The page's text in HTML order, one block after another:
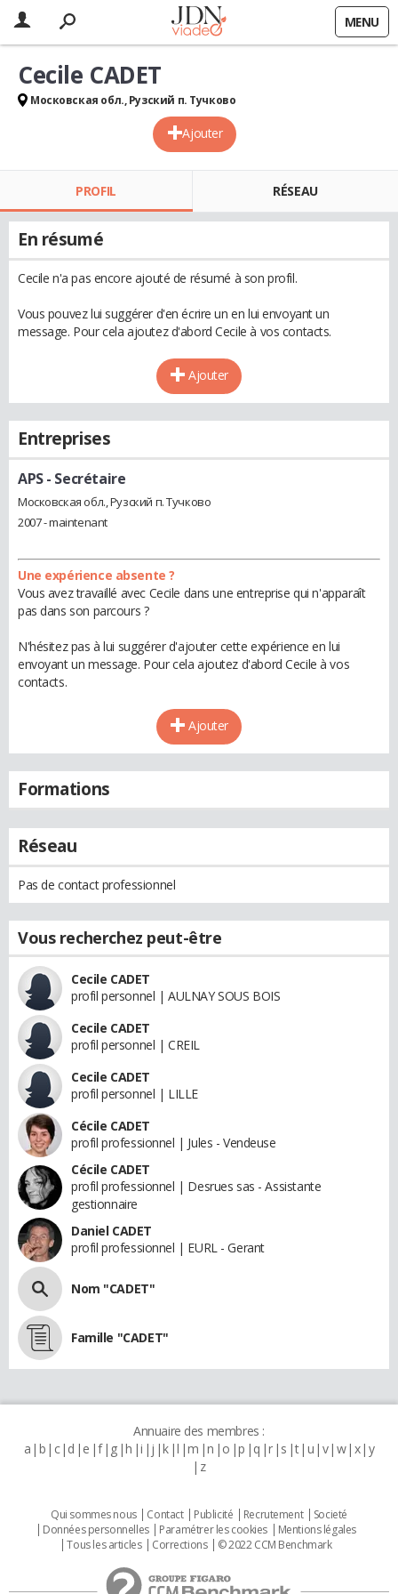
MENU
Ajouter
Cecile CADET
Московская обл., Рузский п. Тучково
PROFIL RÉSEAU
En résumé
Cecile n'a pas encore ajouté de résumé à son profil.
Vous pouvez lui suggérer d'en écrire un en lui envoyant un
message. Pour cela ajoutez d'abord Cecile à vos contacts.
Ajouter
Entreprises
APS- Secrétaire
Московская обл., Рузский п. Тучково
2007 - maintenant
Une expérience absente ?
Vous avez travaillé avec Cecile dans une entreprise qui n'apparaît
pas dans son parcours ?
N'hésitez pas à lui suggérer d'ajouter cette expérience en lui
envoyant un message. Pour cela ajoutez d'abord Cecile à vos
contacts.
Ajouter
Formations
Réseau
Pas de contact professionnel
Vous recherchez peut-être
Cecile CADET
profil personnel | AULNAY SOUS BOIS
Cecile CADET
profil personnel | CREIL
Cecile CADET
profil personnel | LILLE
Cécile CADET
profil professionnel | Jules - Vendeuse
Cécile CADET
profil professionnel | Desrues sas - Assistante
gestionnaire
Daniel CADET
profil professionnel | EURL - Gerant
Nom "CADET"
Famille "CADET"
Annuaire des membres :
a b c d e f g h i j k l m n o p q r s t u v w x y
z
Qui sommes nous Contact Publicité Recrutement
Societé
Données personnelles
Paramétrer les cookies
Mentions légales
Tous les articles
Corrections © 2022 CCM Benchmark